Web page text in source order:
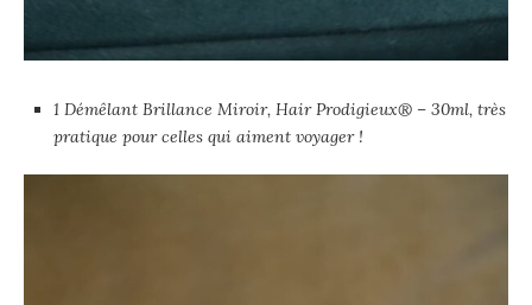
1 Démêlant Brillance Miroir, Hair Prodigieux® – 30ml, très
pratique pour celles qui aiment voyager !